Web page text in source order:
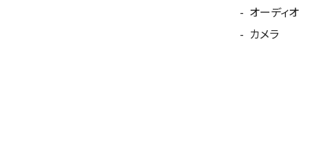
オーディオ
カメラ